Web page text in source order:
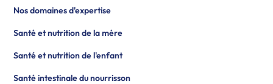
Nos domaines d'expertise
Santé et nutrition de la mère
Santé et nutrition de l'enfant
Santé intestinale du nourrisson